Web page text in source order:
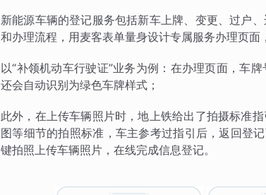
新能源车辆的登记服务包括新车上牌、变更、过户
和办理流程，用麦客表单量身设计专属服务办理页面
以“补领机动车行驶证”业务为例：在办理页面，车
还会自动识别为绿色车牌样式；
此外，在上传车辆照片时，地上铁给出了拍摄标准
图等细节的拍照标准，车主参考过指引后，返回登
键拍照上传车辆照片，在线完成信息登记。